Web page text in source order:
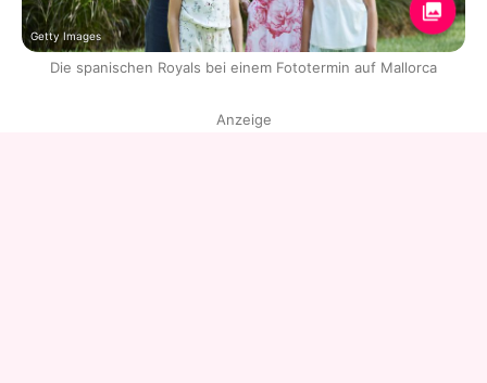
Getty Images
Die spanischen Royals bei einem Fototermin auf Mallorca
Anzeige